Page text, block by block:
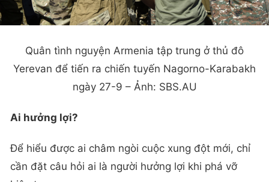
Quân tình nguyện Armenia tập trung ở thủ đô
Yerevan để tiến ra chiến tuyến Nagorno-Karabakh
ngày 27-9 – Ảnh: SBS.AU
Ai hưởng lợi?
Để hiểu được ai châm ngòi cuộc xung đột mới, chỉ
cần đặt câu hỏi ai là người hưởng lợi khi phá vỡ